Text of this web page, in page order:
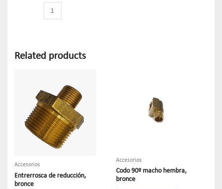
Related products
Accesorios
Entrerrosca de reducción,
bronce
Accesorios
Codo 90º macho hembra,
bronce